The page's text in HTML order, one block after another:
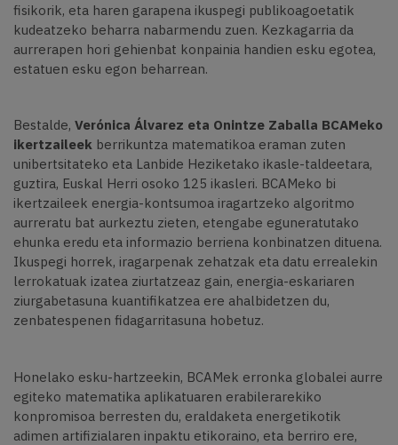
fisikorik, eta haren garapena ikuspegi publikoagoetatik
kudeatzeko beharra nabarmendu zuen. Kezkagarria da
aurrerapen hori gehienbat konpainia handien esku egotea,
estatuen esku egon beharrean.
Bestalde, Verónica Álvarez eta Onintze Zaballa BCAMeko
ikertzaileek berrikuntza matematikoa eraman zuten
unibertsitateko eta Lanbide Heziketako ikasle-taldeetara,
guztira, Euskal Herri osoko 125 ikasleri. BCAMeko bi
ikertzaileek energia-kontsumoa iragartzeko algoritmo
aurreratu bat aurkeztu zieten, etengabe eguneratutako
ehunka eredu eta informazio berriena konbinatzen dituena.
Ikuspegi horrek, iragarpenak zehatzak eta datu errealekin
lerrokatuak izatea ziurtatzeaz gain, energia-eskariaren
ziurgabetasuna kuantifikatzea ere ahalbidetzen du,
zenbatespenen fidagarritasuna hobetuz.
Honelako esku-hartzeekin, BCAMek erronka globalei aurre
egiteko matematika aplikatuaren erabilerarekiko
konpromisoa berresten du, eraldaketa energetikotik
adimen artifizialaren inpaktu etikoraino, eta berriro ere,